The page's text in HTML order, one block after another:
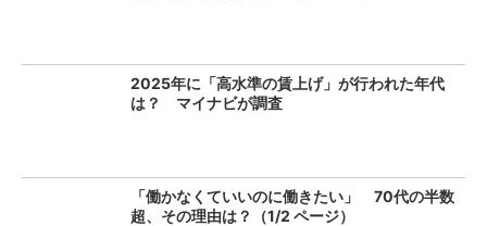
2025年に「高水準の賃上げ」が行われた年代
は？ マイナビが調査
「働かなくていいのに働きたい」 70代の半数
超、その理由は？（1/2 ページ）